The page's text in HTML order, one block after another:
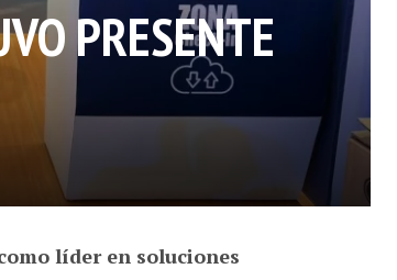
PRESENTE
líder en soluciones